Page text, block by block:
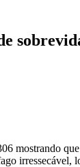
mostrando